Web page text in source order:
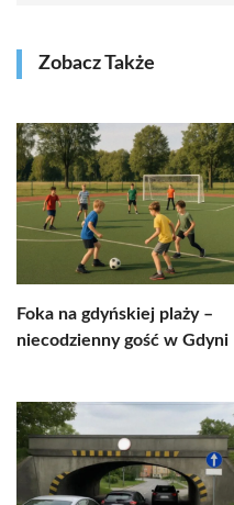
Zobacz Także
Foka na gdyńskiej plaży –
niecodzienny gość w Gdyni